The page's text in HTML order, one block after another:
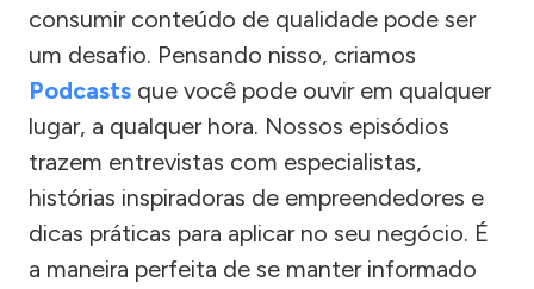
consumir conteúdo de qualidade pode ser
um desafio. Pensando nisso, criamos
Podcasts que você pode ouvir em qualquer
lugar, a qualquer hora. Nossos episódios
trazem entrevistas com especialistas,
histórias inspiradoras de empreendedores e
dicas práticas para aplicar no seu negócio. É
a maneira perfeita de se manter informado